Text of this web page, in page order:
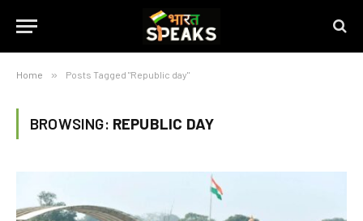
Home » Posts Tagged "Republic day"
BROWSING: REPUBLIC DAY